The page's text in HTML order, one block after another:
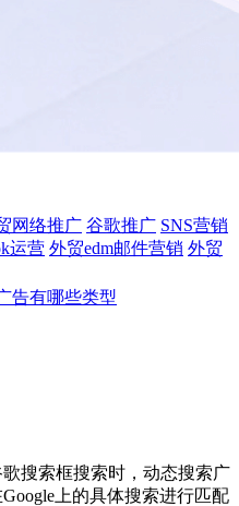
网络推广 谷歌推广 SNS营销
运营 外贸edm邮件营销 外贸
告有哪些类型
搜索框搜索时，动态搜索广
上的具体搜索进行匹配